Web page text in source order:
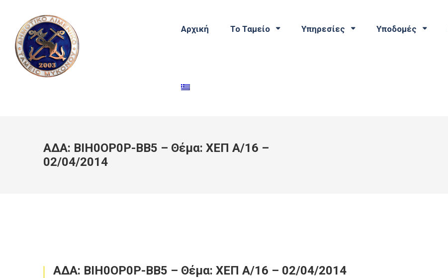
Αρχική Το Ταμείο Υπηρεσίες Υποδομές
ΑΔΑ: ΒΙΗ0ΟΡ0Ρ-ΒΒ5 – Θέμα: ΧΕΠ Α/16 –
02/04/2014
ΑΔΑ: ΒΙΗ0ΟΡ0Ρ-ΒΒ5 – Θέμα: ΧΕΠ Α/16 – 02/04/2014